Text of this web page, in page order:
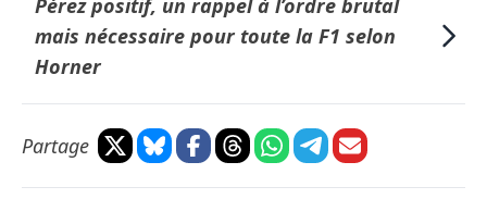
Pérez positif, un rappel à l’ordre brutal
mais nécessaire pour toute la F1 selon
Horner
Partage